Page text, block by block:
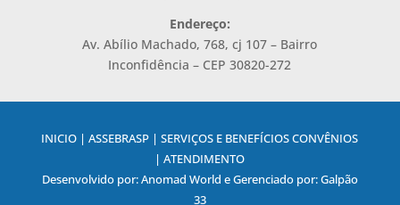
Endereço:
Av. Abílio Machado, 768, cj 107 – Bairro
Inconfidência – CEP 30820-272
INICIO | ASSEBRASP | SERVIÇOS E BENEFÍCIOS CONVÊNIOS
| ATENDIMENTO
Desenvolvido por: Anomad World e Gerenciado por: Galpão
33